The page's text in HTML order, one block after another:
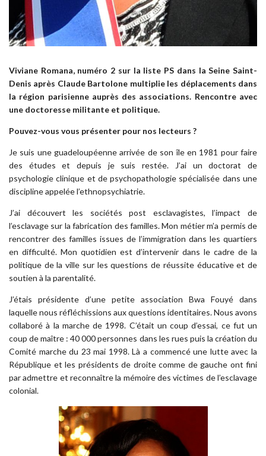
Viviane Romana, numéro 2 sur la liste PS dans la Seine Saint-
Denis après Claude Bartolone multiplie les déplacements dans
la région parisienne auprès des associations. Rencontre avec
une doctoresse militante et politique.
Pouvez-vous vous présenter pour nos lecteurs ?
Je suis une guadeloupéenne arrivée de son île en 1981 pour faire
des études et depuis je suis restée. J’ai un doctorat de
psychologie clinique et de psychopathologie spécialisée dans une
discipline appelée l’ethnopsychiatrie.
J’ai découvert les sociétés post esclavagistes, l’impact de
l’esclavage sur la fabrication des familles. Mon métier m’a permis de
rencontrer des familles issues de l’immigration dans les quartiers
en difficulté. Mon quotidien est d’intervenir dans le cadre de la
politique de la ville sur les questions de réussite éducative et de
soutien à la parentalité.
J’étais présidente d’une petite association Bwa Fouyé dans
laquelle nous réfléchissions aux questions identitaires. Nous avons
collaboré à la marche de 1998. C’était un coup d’essai, ce fut un
coup de maître : 40 000 personnes dans les rues puis la création du
Comité marche du 23 mai 1998. Là a commencé une lutte avec la
République et les présidents de droite comme de gauche ont fini
par admettre et reconnaître la mémoire des victimes de l’esclavage
colonial.